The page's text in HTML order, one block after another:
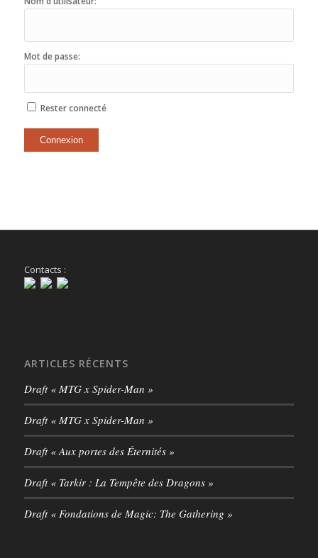
Mot de passe:
Rester connecté
Connexion
Contacts :
ARTICLES RÉCENTS
Draft « MTG x Spider-Man »
Draft « MTG x Spider-Man »
Draft « Aux portes des Éternités »
Draft « Tarkir : La Tempête des Dragons »
Draft « Fondations de Magic: The Gathering »